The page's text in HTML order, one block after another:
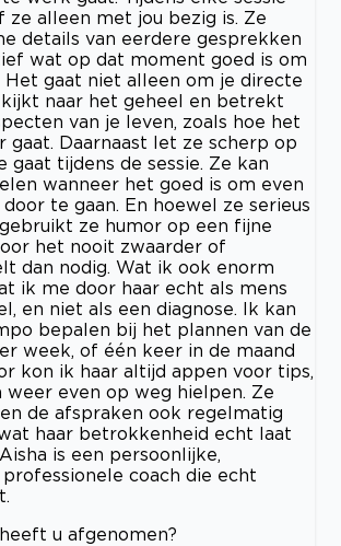
ze alleen met jou bezig is. Ze
details van eerdere gesprekken
wat op dat moment goed is om
Het gaat niet alleen om je directe
naar het geheel en betrekt
van je leven, zoals hoe het
gaat. Daarnaast let ze scherp op
gaat tijdens de sessie. Ze kan
wanneer het goed is om even
te gaan. En hoewel ze serieus
ze humor op een fijne
het nooit zwaarder of
dan nodig. Wat ik ook enorm
ik me door haar echt als mens
en niet als een diagnose. Ik kan
bepalen bij het plannen van de
week, of één keer in de maand
kon ik haar altijd appen voor tips,
weer even op weg hielpen. Ze
de afspraken ook regelmatig
haar betrokkenheid echt laat
is een persoonlijke,
coach die echt
u afgenomen?